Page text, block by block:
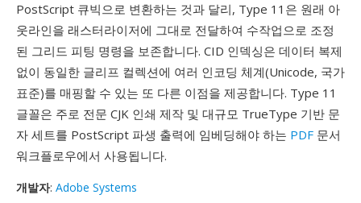
PostScript 큐빅으로 변환하는 것과 달리, Type 11은 원래 아
웃라인을 래스터라이저에 그대로 전달하여 수작업으로 조정
된 그리드 피팅 명령을 보존합니다. CID 인덱싱은 데이터 복제
없이 동일한 글리프 컬렉션에 여러 인코딩 체계(Unicode, 국가
표준)를 매핑할 수 있는 또 다른 이점을 제공합니다. Type 11
글꼴은 주로 전문 CJK 인쇄 제작 및 대규모 TrueType 기반 문
자 세트를 PostScript 파생 출력에 임베딩해야 하는 PDF 문서
워크플로우에서 사용됩니다.
개발자: Adobe Systems